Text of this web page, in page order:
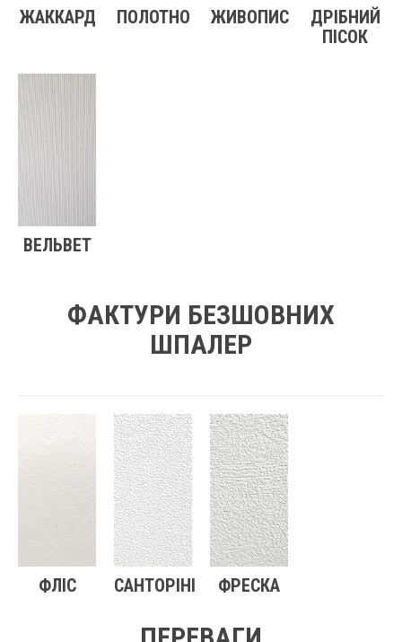
ЖАККАРД ПОЛОТНО ЖИВОПИС
ДРІБНИЙ
ПІСОК
ВЕЛЬВЕТ
ФАКТУРИ БЕЗШОВНИХ
ШПАЛЕР
ФЛІС САНТОРІНІ ФРЕСКА